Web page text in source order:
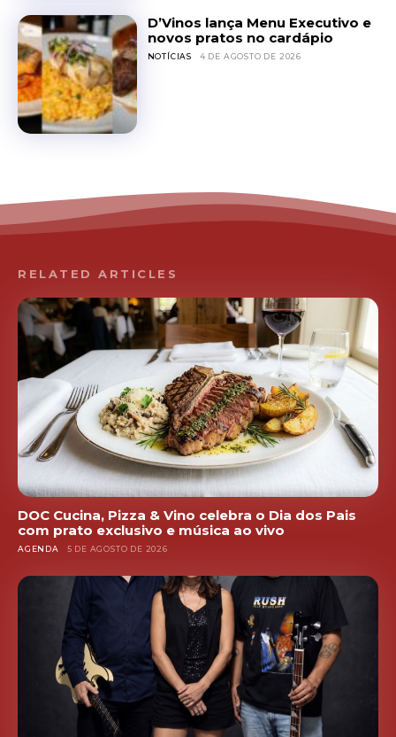
D’Vinos lança Menu Executivo e
novos pratos no cardápio
NOTÍCIAS 4 DE AGOSTO DE 2026
RELATED ARTICLES
DOC Cucina, Pizza & Vino celebra o Dia dos Pais
com prato exclusivo e música ao vivo
AGENDA 5 DE AGOSTO DE 2026